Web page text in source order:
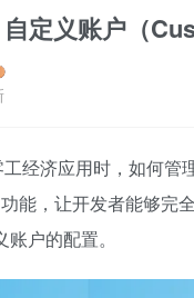
定义账户（
经济应用时，如何管
功能，让开发者能够
户的配置。